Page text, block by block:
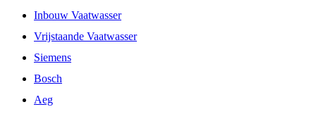
Inbouw Vaatwasser
Vrijstaande Vaatwasser
Siemens
Bosch
Aeg